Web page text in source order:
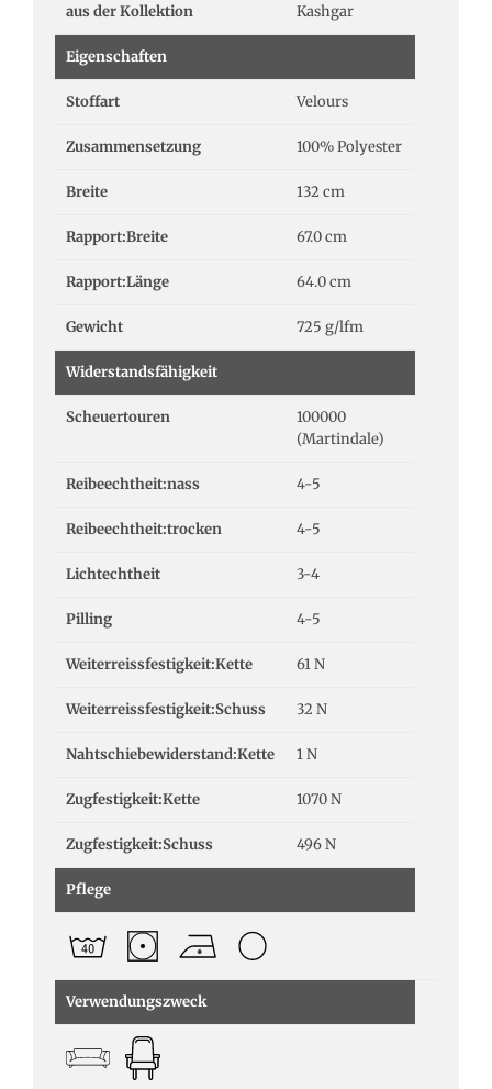
aus der Kollektion Kashgar
Eigenschaften
Stoffart Velours
Zusammensetzung 100% Polyester
Breite 132 cm
Rapport:Breite 67.0 cm
Rapport:Länge 64.0 cm
Gewicht 725 g/lfm
Widerstandsfähigkeit
Scheuertouren
100000
(Martindale)
Reibeechtheit:nass 4-5
Reibeechtheit:trocken 4-5
Lichtechtheit 3-4
Pilling 4-5
Weiterreissfestigkeit:Kette 61 N
Weiterreissfestigkeit:Schuss 32 N
Nahtschiebewiderstand:Kette 1 N
Zugfestigkeit:Kette 1070 N
Zugfestigkeit:Schuss 496 N
Pflege
Verwendungszweck